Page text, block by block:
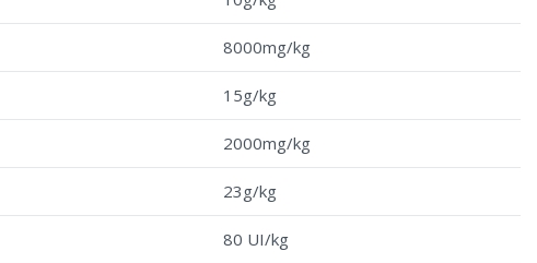
8000mg/kg
15g/kg
2000mg/kg
23g/kg
80 UI/kg